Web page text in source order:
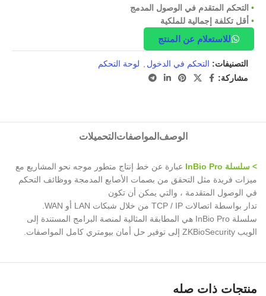
• التحكم المتقدم في الوصول المدمج
• أقل تكلفة إجمالية للملكية
للاستعلام عن المنتج
التصنيفات: التحكم في الدخول
لوحة التحكم
مشاركة:
الوصف المواصفات التحميلات
> سلسلة InBio Pro
عبارة عن خط إنتاج متطور موجه نحو المشاريع مع
ميزات فريدة مثل التحقق من بصمات الأصابع المدمجة ووظائف التحكم
في الوصول المتقدمة ، والتي يمكن أن تكون
تدار بواسطة اتصالات TCP / IP من خلال شبكات LAN أو WAN.
سلسلة InBio Pro هي المطابقة المثالية لمنصة البرامج المستندة إلى
الويب ZKBioSecurity إلى توفير حل أمان بيومتري كامل المواصفات.
منتجات ذات صله